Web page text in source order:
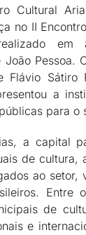
Cultural
no II
João Pessoa.
Flávio Sátiro
a
para o
a capital
de cultura,
ao setor,
Entre
de
e